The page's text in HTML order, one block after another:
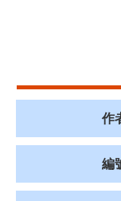
作
編